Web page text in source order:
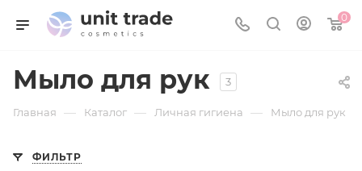
0
Мыло для рук 3
Главная — Каталог — Личная гигиена — Мыло для рук
ФИЛЬТР